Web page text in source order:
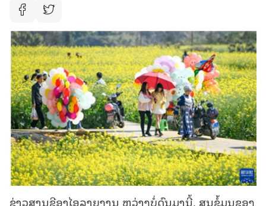
ຂ່າວສານຊີອາໄອລາຍງານ ຫວ່າງບໍ່ດົນມານີ້, ສູນຂໍ້ມູນຂອງ